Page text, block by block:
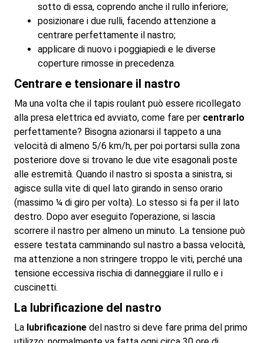
sotto di essa, coprendo anche il rullo inferiore;
posizionare i due rulli, facendo attenzione a
centrare perfettamente il nastro;
applicare di nuovo i poggiapiedi e le diverse
coperture rimosse in precedenza.
Centrare e tensionare il nastro
Ma una volta che il tapis roulant può essere ricollegato
alla presa elettrica ed avviato, come fare per centrarlo
perfettamente? Bisogna azionarsi il tappeto a una
velocità di almeno 5/6 km/h, per poi portarsi sulla zona
posteriore dove si trovano le due vite esagonali poste
alle estremità. Quando il nastro si sposta a sinistra, si
agisce sulla vite di quel lato girando in senso orario
(massimo ¼ di giro per volta). Lo stesso si fa per il lato
destro. Dopo aver eseguito l’operazione, si lascia
scorrere il nastro per almeno un minuto. La tensione può
essere testata camminando sul nastro a bassa velocità,
ma attenzione a non stringere troppo le viti, perché una
tensione eccessiva rischia di danneggiare il rullo e i
cuscinetti.
La lubrificazione del nastro
La lubrificazione del nastro si deve fare prima del primo